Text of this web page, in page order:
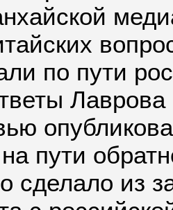
по пути
пути
сделало из